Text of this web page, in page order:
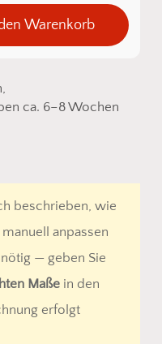
Warenkorb
ca. 6–8 Wochen
beschrieben, wie
anpassen
— geben Sie
Maßein den
erfolgt